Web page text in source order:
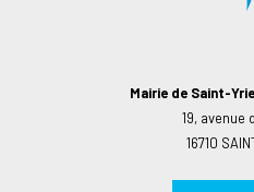
Mairie de Saint-
19, avenue
16710